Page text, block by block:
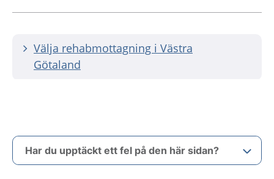
Välja rehabmottagning i Västra
Götaland
Har du upptäckt ett fel på den här sidan?